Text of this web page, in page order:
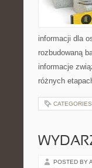
informacji dla
rozbudowaną
informacje
różnych
POSTED BY